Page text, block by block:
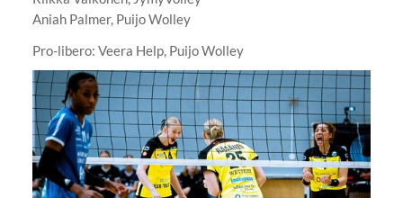
Aniah Palmer, Puijo Wolley
Pro-libero: Veera Help, Puijo Wolley